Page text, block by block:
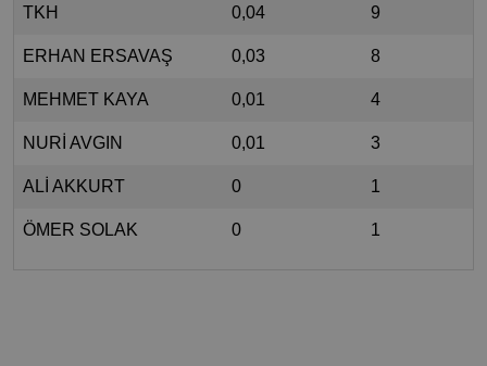
TKH 0,04 9
ERHAN ERSAVAŞ 0,03 8
MEHMET KAYA 0,01 4
NURİ AVGIN 0,01 3
ALİ AKKURT 0 1
ÖMER SOLAK 0 1